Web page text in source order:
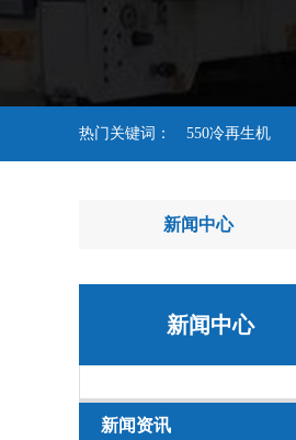
热门关键词： 550冷再生机
新闻中心
新闻中心
新闻资讯